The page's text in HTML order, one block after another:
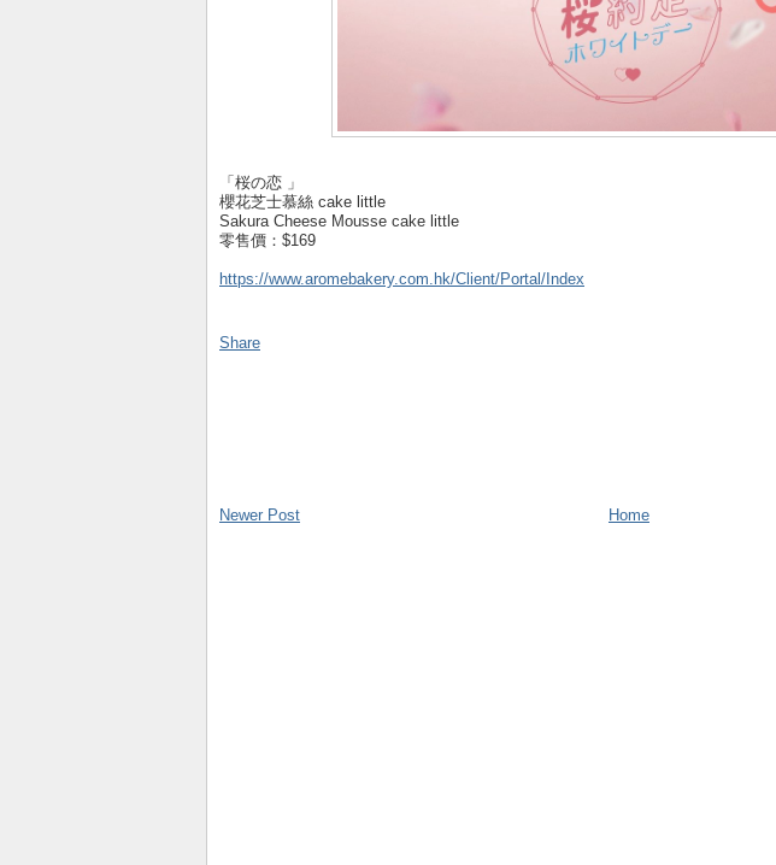
「桜の恋 」
櫻花芝士慕絲 cake little
Sakura Cheese Mousse cake little
零售價：$169
https://www.aromebakery.com.hk/Client/Portal/Index
Share
Newer Post Home